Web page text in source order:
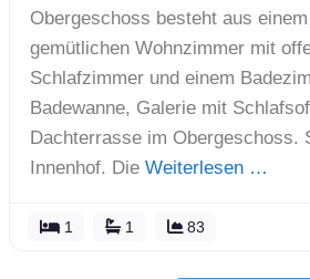
Obergeschoss besteht aus
gemütlichen Wohnzimmer mit
Schlafzimmer und einem
Badewanne, Galerie mit
Dachterrasse im Obergeschoss.
Innenhof. Die Weiterlesen …
1 1 83